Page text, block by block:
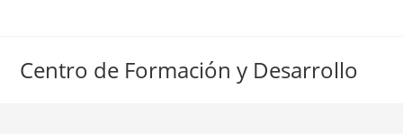
Centro de Formación y Desarrollo